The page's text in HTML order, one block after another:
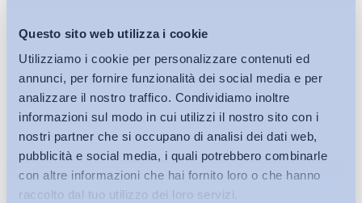
Questo sito web utilizza i cookie
Utilizziamo i cookie per personalizzare contenuti ed
annunci, per fornire funzionalità dei social media e per
analizzare il nostro traffico. Condividiamo inoltre
informazioni sul modo in cui utilizzi il nostro sito con i
nostri partner che si occupano di analisi dei dati web,
pubblicità e social media, i quali potrebbero combinarle
con altre informazioni che hai fornito loro o che hanno
raccolto dal tuo utilizzo dei loro servizi.
oltre le 35 ore settimanali.
Conosciamo bene il segreto tedesco: è il sistema
duale.L’OCSE evidenzia soprattutto due vantaggi legati al
dual system: la promozione di buone prassi di partnership
pubblico-privato ed il coinvolgimento totale di tutte le parti
sociali nella stesura dei programmi formativi. In questo modo
la Germania è riuscita ad evitare che una grossa parte della